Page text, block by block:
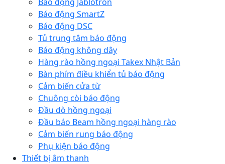
Báo động SmartZ
Báo động DSC
Tủ trung tâm báo động
Báo động không dây
Hàng rào hồng ngoại Takex Nhật Bản
Bàn phím điều khiển tủ báo động
Cảm biến cửa từ
Chuông còi báo động
Đầu dò hồng ngoại
Đầu báo Beam hồng ngoại hàng rào
Cảm biến rung báo động
Phụ kiện báo động
Thiết bị âm thanh